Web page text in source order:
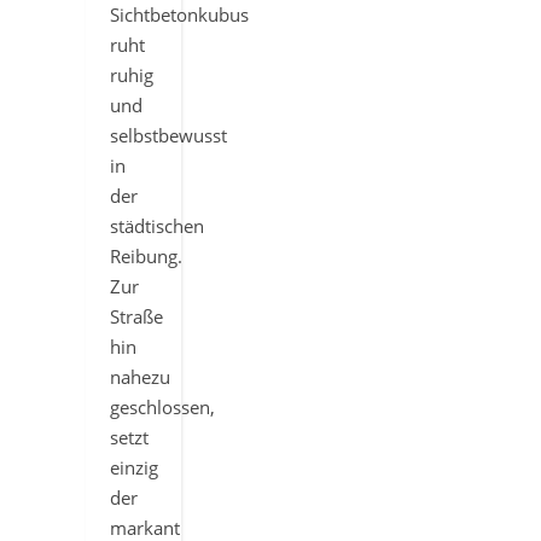
Sichtbetonkubus
ruht
ruhig
und
selbstbewusst
in
der
städtischen
Reibung.
Zur
Straße
hin
nahezu
geschlossen,
setzt
einzig
der
markant